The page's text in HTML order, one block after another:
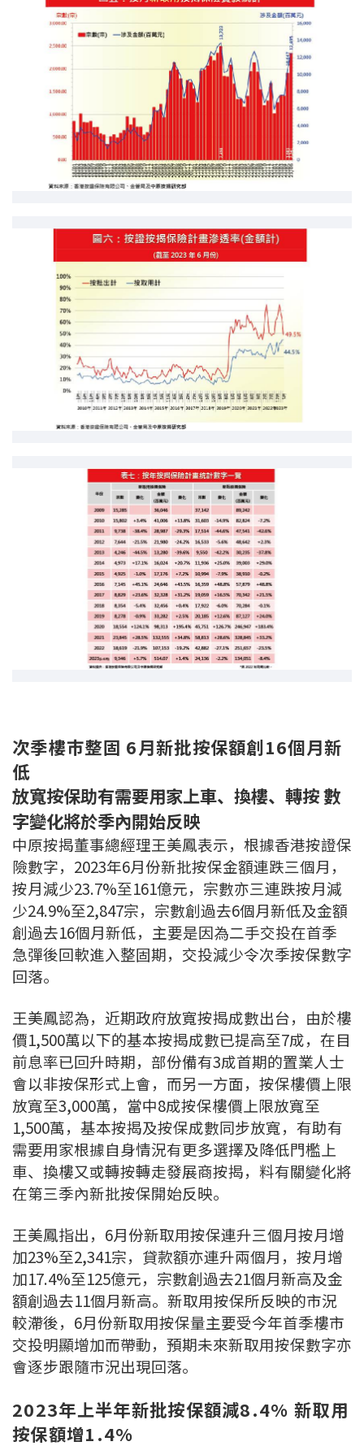
聯絡我們
條款及細則
私隱政策
本網頁所提供資料僅作參考用途。
若因錯漏而引致任何不便或損失，中原按揭概不負責。
本網站採用無障礙網頁設計，如有任何問題，可查詢：
2889 2886 / cmb@mail.centanet.com
|
© 2026 中原按揭經紀有限公司 Centaline Mortgage Broker Limited 版權所有
條款及細則
| 私隱政策聲明
次季樓巿整固 6月新批按保額創16個月新
低
放寬按保助有需要用家上車、換樓、轉按 數
字變化將於季內開始反映
中原按揭董事總經理王美鳳表示，根據香港按證保
險數字，2023年6月份新批按保金額連跌三個月，
按月減少23.7%至161億元，宗數亦三連跌按月減
少24.9%至2,847宗，宗數創過去6個月新低及金額
創過去16個月新低，主要是因為二手交投在首季
急彈後回軟進入整固期，交投減少令次季按保數字
回落。
王美鳳認為，近期政府放寬按揭成數出台，由於樓
價1,500萬以下的基本按揭成數已提高至7成，在目
前息率已回升時期，部份備有3成首期的置業人士
會以非按保形式上會，而另一方面，按保樓價上限
放寬至3,000萬，當中8成按保樓價上限放寬至
1,500萬，基本按揭及按保成數同步放寬，有助有
需要用家根據自身情況有更多選擇及降低門檻上
車、換樓又或轉按轉走發展商按揭，料有關變化將
在第三季內新批按保開始反映。
王美鳳指出，6月份新取用按保連升三個月按月增
加23%至2,341宗，貸款額亦連升兩個月，按月增
加17.4%至125億元，宗數創過去21個月新高及金
額創過去11個月新高。新取用按保所反映的市況
較滯後，6月份新取用按保量主要受今年首季樓市
交投明顯增加而帶動，預期未來新取用按保數字亦
會逐步跟隨巿況出現回落。
2023年上半年新批按保額減8.4% 新取用
按保額增1.4%